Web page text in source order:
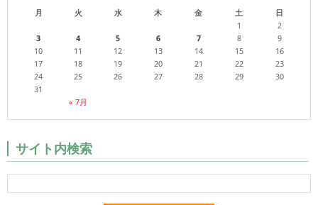
月
火 水 木 金 土 日
« 7月
1
2
3
4 5 6 7 8
9
10
11 12 13 14 15
16
17
18 19 20 21 22
23
24
25 26 27 28 29
30
31
サイト内検索